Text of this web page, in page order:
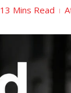
13 Mins Read